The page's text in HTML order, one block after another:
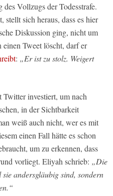
Vollzugs der Todesstrafe.
sich heraus, dass es hier
Diskussion ging, nicht um
einen Tweet löscht, darf er
: „Er ist zu stolz. Weigert
investiert, um nach
in der Sichtbarkeit
weiß auch nicht, wer es mit
einen Fall hätte es schon
um zu erkennen, dass
vorliegt. Eliyah schrieb: „Die
andersgläubig sind, sondern